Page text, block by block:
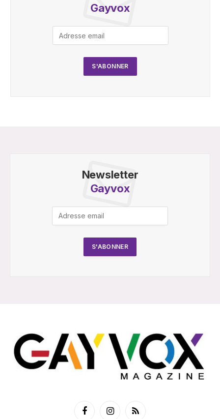
Gayvox
Newsletter
Gayvox
FacebookInstagramRSS